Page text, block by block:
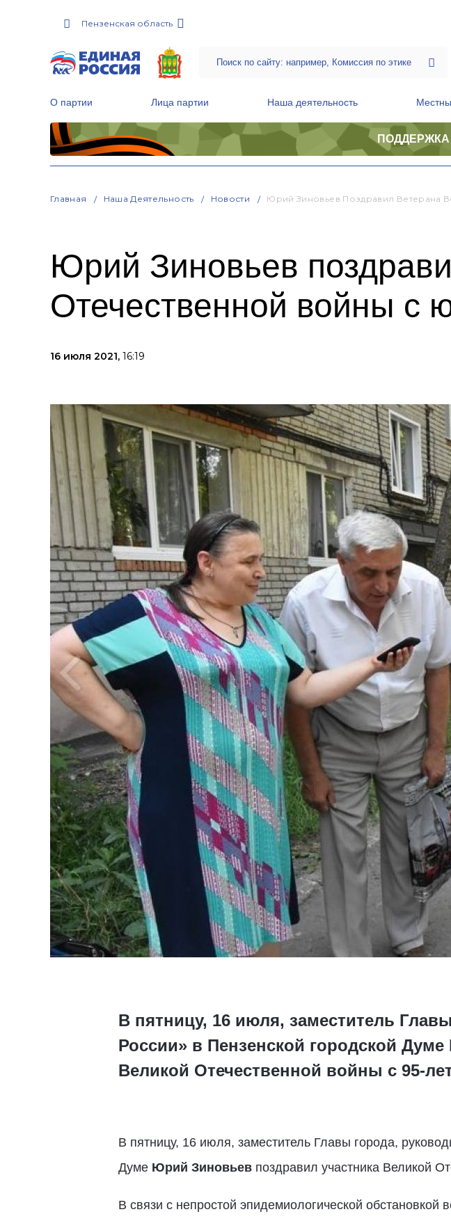
Пензенская область
О партии Лица партии Наша деятельность
Главная Наша Деятельность Новости Юрий Зиновьев Поздравил Ветерана
Юрий Зиновьев
Отечественной войны с
16 июля 2021, 16:19
В пятницу, 16 июля, заместитель
России» в Пензенской городской
Великой Отечественной войны с 95-
В пятницу, 16 июля, заместитель Главы города,
Думе Юрий Зиновьевпоздравил участника Великой
В связи с непростой эпидемиологической